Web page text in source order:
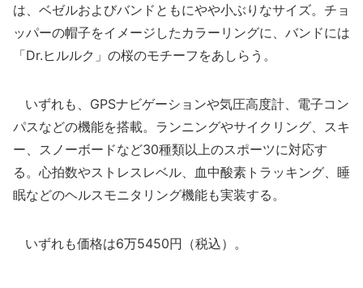
は、ベゼルおよびバンドともにやや小ぶりなサイズ。チョ
ッパーの帽子をイメージしたカラーリングに、バンドには
「Dr.ヒルルク」の桜のモチーフをあしらう。
いずれも、GPSナビゲーションや気圧高度計、電子コン
パスなどの機能を搭載。ランニングやサイクリング、スキ
ー、スノーボードなど30種類以上のスポーツに対応す
る。心拍数やストレスレベル、血中酸素トラッキング、睡
眠などのヘルスモニタリング機能も実装する。
いずれも価格は6万5450円（税込）。